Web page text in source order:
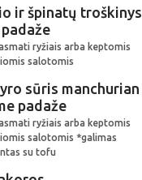
ir špinatų troškinys
ryžiais arba keptomis
salotomis
sūris manchurian
padaže
ryžiais arba keptomis
salotomis *galimas
su tofu